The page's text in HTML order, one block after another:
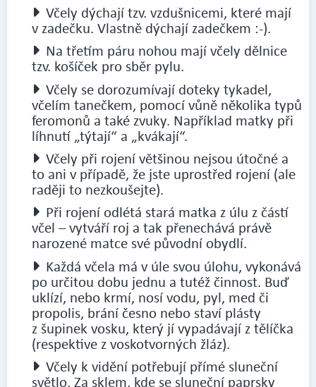
Včely dýchají tzv. vzdušnicemi, které mají
v zadečku. Vlastně dýchají zadečkem :-).
Na třetím páru nohou mají včely dělnice
tzv. košíček pro sběr pylu.
Včely se dorozumívají doteky tykadel,
včelím tanečkem, pomocí vůně několika typů
feromonů a také zvuky. Například matky při
líhnutí „týtají“ a „kvákají“.
Včely při rojení většinou nejsou útočné a
to ani v případě, že jste uprostřed rojení (ale
raději to nezkoušejte).
Při rojení odlétá stará matka z úlu z částí
včel – vytváří roj a tak přenechává právě
narozené matce své původní obydlí.
Každá včela má v úle svou úlohu, vykonává
po určitou dobu jednu a tutéž činnost. Buď
uklízí, nebo krmí, nosí vodu, pyl, med či
propolis, brání česno nebo staví plásty
z šupinek vosku, který jí vypadávají z tělíčka
(respektive z voskotvorných žláz).
Včely k vidění potřebují přímé sluneční
světlo. Za sklem, kde se sluneční paprsky